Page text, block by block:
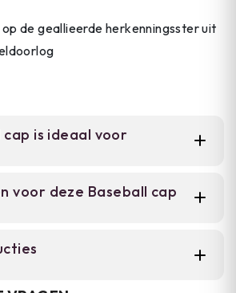
de geallieerde herkenningsster uit
cap is ideaal voor
WWII-inspired cap
en verstelbare pasvorm
voor deze Baseball cap
stof: lichtgewicht en